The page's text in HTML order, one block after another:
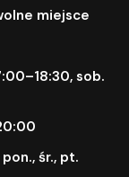
miejsce
sob.
śr., pt.